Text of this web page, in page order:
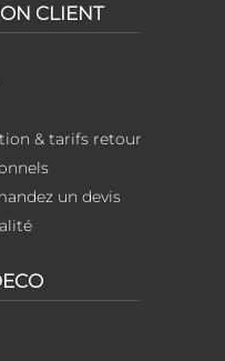
CLIENT
& tarifs retour
un devis